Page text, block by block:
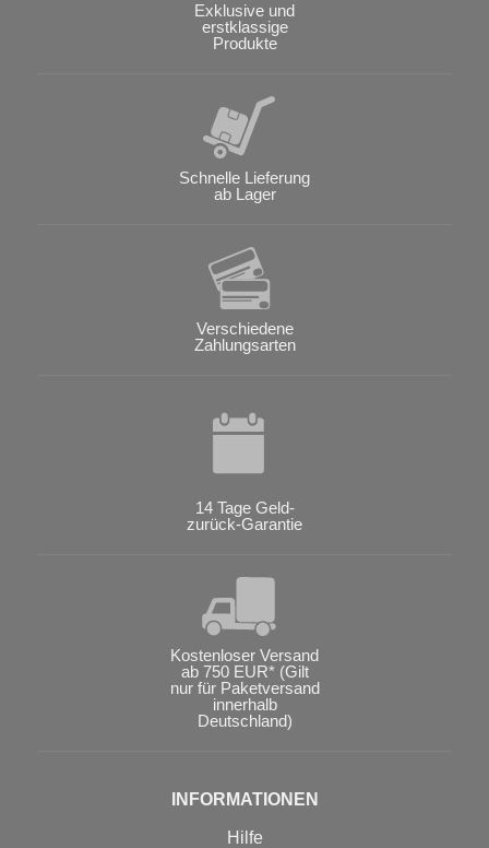
Exklusive und
erstklassige
Produkte
Schnelle Lieferung
ab Lager
Verschiedene
Zahlungsarten
14 Tage Geld-
zurück-Garantie
Kostenloser Versand
ab 750 EUR* (Gilt
nur für Paketversand
innerhalb
Deutschland)
INFORMATIONEN
Hilfe